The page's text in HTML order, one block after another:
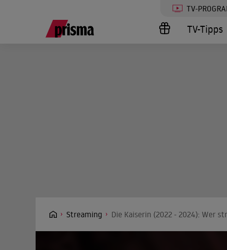
TV-
TV-Tipps
Streaming Die Kaiserin (2022 - 2024): Wer